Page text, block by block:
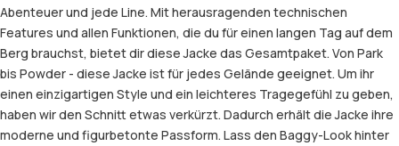
Abenteuer und jede Line. Mit herausragenden technischen
Features und allen Funktionen, die du für einen langen Tag auf dem
Berg brauchst, bietet dir diese Jacke das Gesamtpaket. Von Park
bis Powder - diese Jacke ist für jedes Gelände geeignet. Um ihr
einen einzigartigen Style und ein leichteres Tragegefühl zu geben,
haben wir den Schnitt etwas verkürzt. Dadurch erhält die Jacke ihre
moderne und figurbetonte Passform. Lass den Baggy-Look hinter